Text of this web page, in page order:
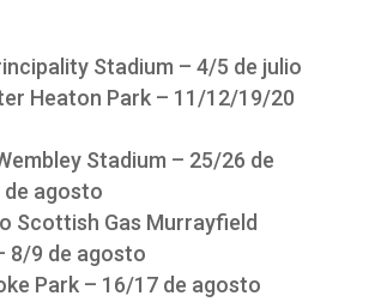
Stadium – 4/5 de julio
Heaton Park – 11/12/19/20
Stadium – 25/26 de
de agosto
Scottish Gas Murrayfield
8/9 de agosto
Park – 16/17 de agosto